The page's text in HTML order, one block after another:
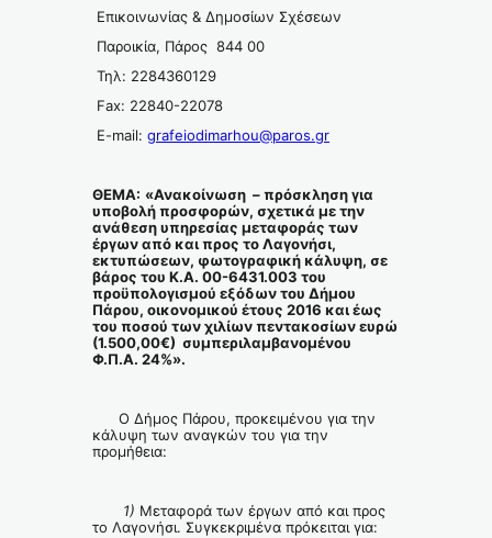
Επικοινωνίας & Δημοσίων Σχέσεων
Παροικία, Πάρος 844 00
Τηλ: 2284360129
Fax: 22840-22078
E-mail: grafeiodimarhou@paros.gr
ΘΕΜΑ: «Ανακοίνωση – πρόσκληση για
υποβολή προσφορών, σχετικά με την
ανάθεση υπηρεσίας μεταφοράς των
έργων από και προς το Λαγονήσι,
εκτυπώσεων, φωτογραφική κάλυψη, σε
βάρος του Κ.Α. 00-6431.003 του
προϋπολογισμού εξόδων του Δήμου
Πάρου, οικονομικού έτους 2016 και έως
του ποσού των χιλίων πεντακοσίων ευρώ
(1.500,00€) συμπεριλαμβανομένου
Φ.Π.Α. 24%».
Ο Δήμος Πάρου, προκειμένου για την
κάλυψη των αναγκών του για την
προμήθεια:
1) Μεταφορά των έργων από και προς
το Λαγονήσι. Συγκεκριμένα πρόκειται για: